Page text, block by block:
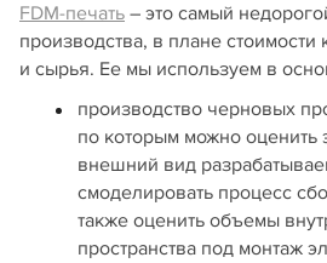
FDM‑печать – это самый
производства, в плане стоимости
и сырья. Ее мы используем в
производство черновых
по которым можно оценить
внешний вид
смоделировать процесс
также оценить объемы
пространства под монтаж